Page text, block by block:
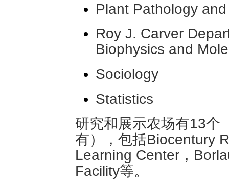
Plant Pathology
Roy J. Carver
Biophysics and
Sociology
Statistics
研究和展示农场有13个
有），包括Biocentury
Learning Center，
Facility等。